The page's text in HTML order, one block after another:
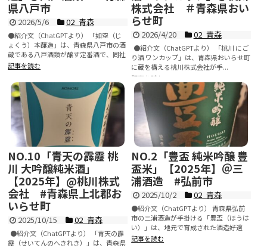
県八戸市
2026/5/6 02_青森
●紹介文（ChatGPTより） 「如空（じ
ょくう）本醸造」は、青森県八戸市の酒
蔵である八戸酒類が醸す定番酒で、同社
の中で...
記事を読む
株式会社 ＃青森県おい
らせ町
2026/4/20 02_青森
●紹介文（ChatGPTより） 「桃川 にご
り酒 ワンカップ」は、青森県おいらせ町
に蔵を構える桃川株式会社が手...
記事を読む
NO.10「青天の霹靂 桃
川 大吟醸純米酒」
【2025年】@桃川株式
会社 #青森県上北郡お
いらせ町
2025/10/15 02_青森
●紹介文（ChatGPTより） 「青天の霹
靂（せいてんのへきれき）」は、青森県
NO.2「豊盃 純米吟醸 豊
盃米」【2025年】＠三
浦酒造 #弘前市
2025/10/2 02_青森
●紹介文（ChatGPTより） 青森県弘前
市の三浦酒造が手掛ける「豊盃（ほうは
い）」は、地元で育成された酒造好適
米...
記事を読む